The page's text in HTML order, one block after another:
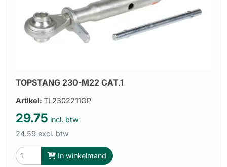
TOPSTANG 230-M22 CAT.1
Artikel: TL2302211GP
29.75 incl. btw
24.59 excl. btw
In winkelmand